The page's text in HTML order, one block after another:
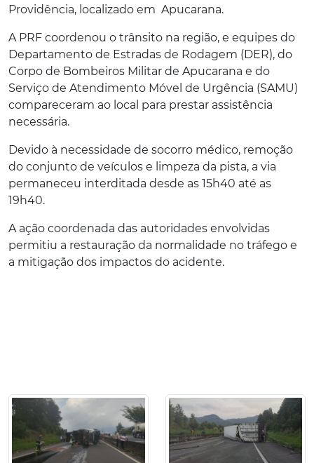
Providência, localizado em Apucarana.
A PRF coordenou o trânsito na região, e equipes do
Departamento de Estradas de Rodagem (DER), do
Corpo de Bombeiros Militar de Apucarana e do
Serviço de Atendimento Móvel de Urgência (SAMU)
compareceram ao local para prestar assistência
necessária.
Devido à necessidade de socorro médico, remoção
do conjunto de veículos e limpeza da pista, a via
permaneceu interditada desde as 15h40 até as
19h40.
A ação coordenada das autoridades envolvidas
permitiu a restauração da normalidade no tráfego e
a mitigação dos impactos do acidente.